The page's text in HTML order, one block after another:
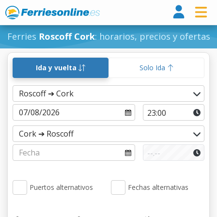
Ferries Roscoff Cork: horarios, precios y ofertas
Ida y vuelta Solo Ida
Puertos alternativos Fechas alternativas